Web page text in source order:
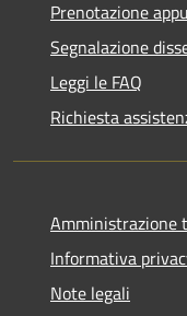
Prenotazione
Segnalazione
Leggi le FAQ
Richiesta
Amministrazione
Informativa
Note legali